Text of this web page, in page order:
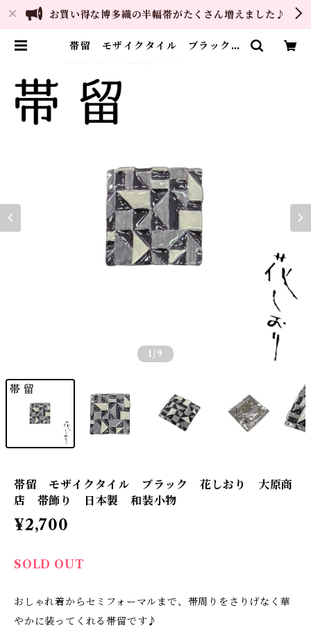
お買い得な博多織の半幅帯がたくさん増えました♪
帯留 モザイクタイル ブラック
和装小物 呉服問屋 直販サイト
1 /9
帯留 モザイクタイル ブラック 花しおり 大原商
店 帯飾り 日本製 和装小物
¥2,700
SOLD OUT
おしゃれ着からセミフォーマルまで、帯周りをさりげなく華
やかに装ってくれる帯留です♪